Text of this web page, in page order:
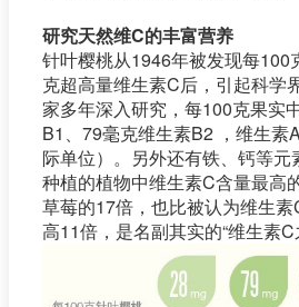
研究天然维C的丰富营养
针叶樱桃从1946年被发现每100
克超高量维生素C后，引起科学
家多年深入研究，每100克果实
B1、79毫克维生素B2 ，维生素
际单位）。另外还有铁、钙等
种植的植物中维生素C含量最高
草莓的17倍，也比被认为维生
高11倍，是名副其实的“维生素C